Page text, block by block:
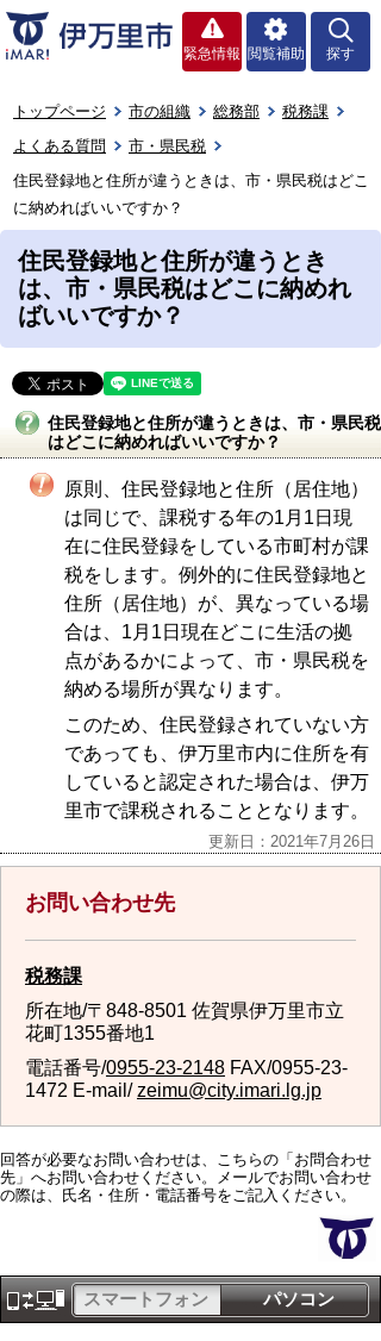
緊急情報 閲覧補助 探す
トップページ 市の組織 総務部
税務課
よくある質問
市・県民税
住民登録地と住所が違うときは、市・県民税はどこ
に納めればいいですか？
住民登録地と住所が違うとき
は、市・県民税はどこに納めれ
ばいいですか？
住民登録地と住所が違うときは、市・県民税
はどこに納めればいいですか？
原則、住民登録地と住所（居住地）
は同じで、課税する年の1月1日現
在に住民登録をしている市町村が課
税をします。例外的に住民登録地と
住所（居住地）が、異なっている場
合は、1月1日現在どこに生活の拠
点があるかによって、市・県民税を
納める場所が異なります。
このため、住民登録されていない方
であっても、伊万里市内に住所を有
していると認定された場合は、伊万
里市で課税されることとなります。
更新日：2021年7月26日
お問い合わせ先
税務課
所在地/〒848-8501 佐賀県伊万里市立
花町1355番地1
電話番号/0955-23-2148 FAX/0955-23-
1472 E-mail/zeimu@city.imari.lg.jp
回答が必要なお問い合わせは、こちらの「お問合わせ
先」へお問い合わせください。メールでお問い合わせ
の際は、氏名・住所・電話番号をご記入ください。
パソコン
スマートフォン